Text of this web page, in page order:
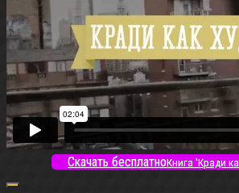
Скачать бесплатноКнига 'Кради